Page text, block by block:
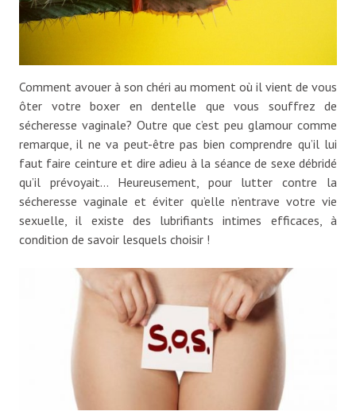
Comment avouer à son chéri au moment où il vient de vous
ôter votre boxer en dentelle que vous souffrez de
sécheresse vaginale? Outre que c’est peu glamour comme
remarque, il ne va peut-être pas bien comprendre qu’il lui
faut faire ceinture et dire adieu à la séance de sexe débridé
qu’il prévoyait… Heureusement, pour lutter contre la
sécheresse vaginale et éviter qu’elle n’entrave votre vie
sexuelle, il existe des lubrifiants intimes efficaces, à
condition de savoir lesquels choisir !